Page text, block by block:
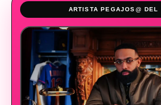
ARTISTA PEGAJOS@ DEL